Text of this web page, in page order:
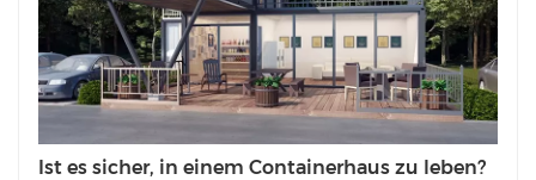
Ist es sicher, in einem Containerhaus zu leben?